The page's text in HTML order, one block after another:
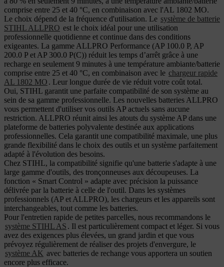
comprise entre 25 et 40 °C, en combinaison avec l'AL 1802 MO.
Le choix dépend de la fréquence d'utilisation. Le système de batterie
STIHL ALLPRO est le choix idéal pour une utilisation
professionnelle quotidienne et continue dans des conditions
exigeantes. La gamme ALLPRO Performance (AP 100.0 P, AP
200.0 P et AP 300.0 P(C)) réduit les temps d’arrêt grâce à une
recharge en seulement 9 minutes à une température ambiante/batterie
comprise entre 25 et 40 °C, en combinaison avec le chargeur rapide
AL 1802 MO . Leur longue durée de vie réduit votre coût total.
Oui, STIHL garantit une parfaite compatibilité de son système au
sein de sa gamme professionnelle. Les nouvelles batteries ALLPRO
vous permettent d'utiliser vos outils AP actuels sans aucune
restriction. ALLPRO réunit ainsi les atouts du système AP dans une
plateforme de batteries polyvalente destinée aux applications
professionnelles. Cela garantit une compatibilité maximale, une plus
grande flexibilité dans le choix des outils et un système parfaitement
adapté à l'évolution des besoins.
Chez STIHL, la compatibilité signifie qu'une batterie s'adapte à une
large gamme d'outils, des tronçonneuses aux découpeuses. La
fonction « Smart Control » adapte avec précision la puissance
délivrée par la batterie à celle de l'outil. Dans les systèmes
professionnels (AP et ALLPRO), les chargeurs et les appareils sont
interchangeables, tout comme les batteries.
Pour l'entretien rapide de petites parcelles, nous recommandons le
système STIHL AS . Il est particulièrement compact et léger. Si vous
avez des exigences plus élevées, un grand jardin et que vous
prévoyez régulièrement de réaliser des projets d'envergure, le
système AK avec batteries de rechange vous apportera un soutien
encore plus efficace.